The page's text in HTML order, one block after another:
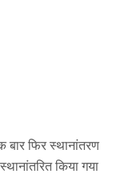
फिर स्थानांतरण
किया गया